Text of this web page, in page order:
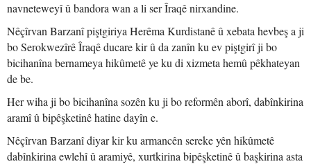
navneteweyî û bandora wan a li ser Îraqê nirxandine.
Nêçîrvan Barzanî piştgiriya Herêma Kurdistanê û xebata hevbeş a ji
bo Serokwezîrê Îraqê ducare kir û da zanîn ku ev piştgirî ji bo
bicihanîna bernameya hikûmetê ye ku di xizmeta hemû pêkhateyan
de be.
Her wiha ji bo bicihanîna sozên ku ji bo reformên aborî, dabînkirina
aramî û bipêşketinê hatine dayîn e.
Nêçîrvan Barzanî diyar kir ku armancên sereke yên hikûmetê
dabînkirina ewlehî û aramiyê, xurtkirina bipêşketinê û başkirina asta